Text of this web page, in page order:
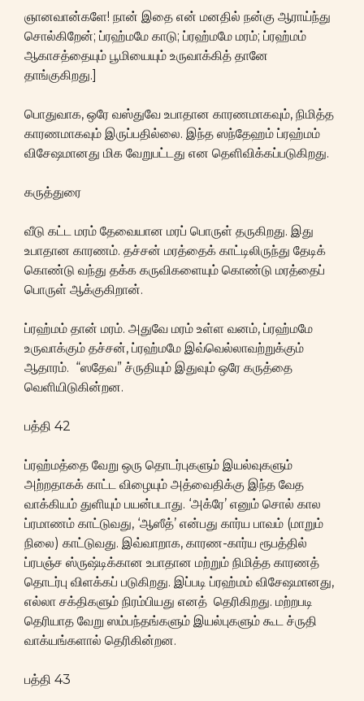
ஞானவான்களே! நான் இதை என் மனதில் நன்கு ஆராய்ந்து
சொல்கிறேன்; ப்ரஹ்மமே காடு; ப்ரஹ்மமே மரம்; ப்ரஹ்மம்
ஆகாசத்தையும் பூமியையும் உருவாக்கித் தானே
தாங்குகிறது.]
பொதுவாக, ஒரே வஸ்துவே உபாதான காரணமாகவும், நிமித்த
காரணமாகவும் இருப்பதில்லை. இந்த ஸந்தேஹம் ப்ரஹ்மம்
விசேஷமானது மிக வேறுபட்டது என தெளிவிக்கப்படுகிறது.
கருத்துரை
வீடு கட்ட மரம் தேவையான மரப் பொருள் தருகிறது. இது
உபாதான காரணம். தச்சன் மரத்தைக் காட்டிலிருந்து தேடிக்
கொண்டு வந்து தக்க கருவிகளையும் கொண்டு மரத்தைப்
பொருள் ஆக்குகிறான்.
ப்ரஹ்மம் தான் மரம். அதுவே மரம் உள்ள வனம், ப்ரஹ்மமே
உருவாக்கும் தச்சன், ப்ரஹ்மமே இவ்வெல்லாவற்றுக்கும்
ஆதாரம். “ஸதேவ” ச்ருதியும் இதுவும் ஒரே கருத்தை
வெளியிடுகின்றன.
பத்தி 42
ப்ரஹ்மத்தை வேறு ஒரு தொடர்புகளும் இயல்வுகளும்
அற்றதாகக் காட்ட விழையும் அத்வைதிக்கு இந்த வேத
வாக்கியம் துளியும் பயன்படாது. ‘அக்ரே’ எனும் சொல் கால
ப்ரமாணம் காட்டுவது, ‘ஆஸீத்’ என்பது கார்ய பாவம் (மாறும்
நிலை) காட்டுவது. இவ்வாறாக, காரண-கார்ய ரூபத்தில்
ப்ரபஞ்ச ஸ்ருஷ்டிக்கான உபாதான மற்றும் நிமித்த காரணத்
தொடர்பு விளக்கப் படுகிறது. இப்படி ப்ரஹ்மம் விசேஷமானது,
எல்லா சக்திகளும் நிரம்பியது எனத் தெரிகிறது. மற்றபடி
தெரியாத வேறு ஸம்பந்தங்களும் இயல்புகளும் கூட ச்ருதி
வாக்யங்களால் தெரிகின்றன.
பத்தி 43